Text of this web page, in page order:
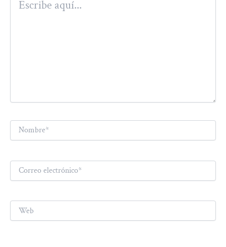
aquí...
Nombre*
Correo
electrónico*